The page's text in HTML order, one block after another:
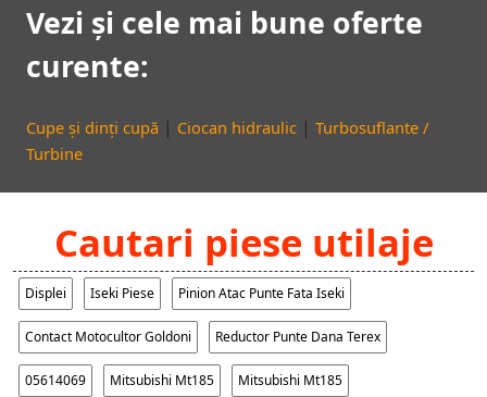
Vezi și cele mai bune oferte
curente:
Cupe și dinți cupă | Ciocan hidraulic | Turbosuflante /
Turbine
Cautari piese utilaje
Displei Iseki Piese Pinion Atac Punte Fata Iseki
Contact Motocultor Goldoni Reductor Punte Dana Terex
05614069 Mitsubishi Mt185 Mitsubishi Mt185